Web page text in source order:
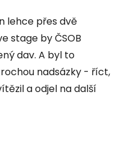
lehce přes dvě
stage by ČSOB
dav. A byl to
nadsázky - říct,
a odjel na další